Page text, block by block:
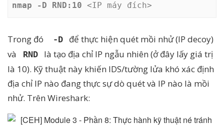
nmap -D RND:10 <IP máy đích>
Trong đó -D
để thực hiện quét mồi nhử (IP decoy)
và
RND
là tạo địa chỉ IP ngẫu nhiên (ở đây lấy giá trị
là 10). Kỹ thuật này khiến IDS/tường lửa khó xác định
địa chỉ IP nào đang thực sự dò quét và IP nào là mồi
nhử. Trên Wireshark: